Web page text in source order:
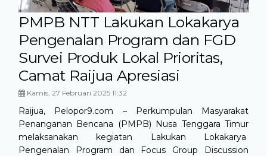
PMPB NTT Lakukan Lokakarya
Pengenalan Program dan FGD
Survei Produk Lokal Prioritas,
Camat Raijua Apresiasi
Kamis, 27 Februari 2025 11:32
Raijua, Pelopor9.com – Perkumpulan Masyarakat
Penanganan Bencana (PMPB) Nusa Tenggara Timur
melaksanakan kegiatan Lakukan Lokakarya
Pengenalan Program dan Focus Group Discussion